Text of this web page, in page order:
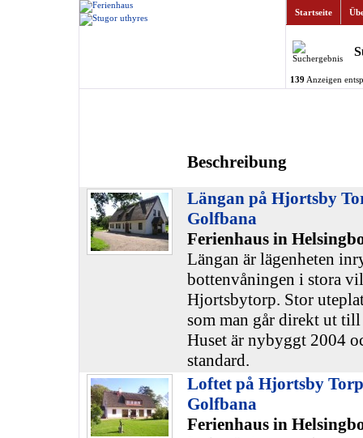
Startseite
139 Anzeigen
Beschreibung
Längan på Hjortsby
Golfbana
Ferienhaus in
Längan är lägenheten
bottenvåningen i stora
Hjortsbytorp. Stor
som man går direkt ut
Huset är nybyggt 2004
standard.
Loftet på Hjortsby
Golfbana
Ferienhaus in